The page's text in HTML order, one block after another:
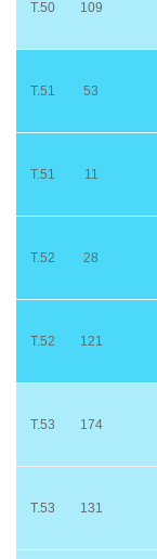
T.50 109
T.51 53
T.51 11
T.52 28
T.52 121
T.53 174
T.53 131